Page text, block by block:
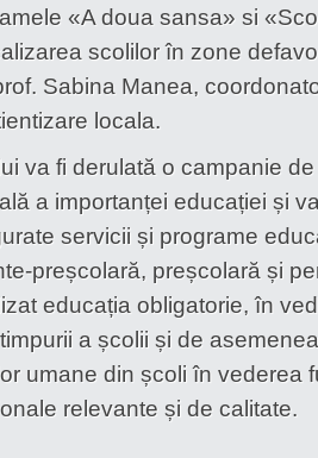
«A doua sansa» si
scolilor în zone
Sabina Manea,
locala.
va fi derulată o campanie
a importanței educației și
servicii și programe
preșcolară, preșcolară și
educația obligatorie, în
a școlii și de
umane din școli în vederea
relevante și de calitate.